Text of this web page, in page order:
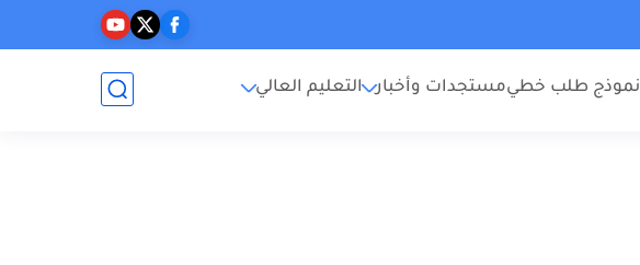
نموذج طلب خطيمستجدات وأخبار التعليم العالي